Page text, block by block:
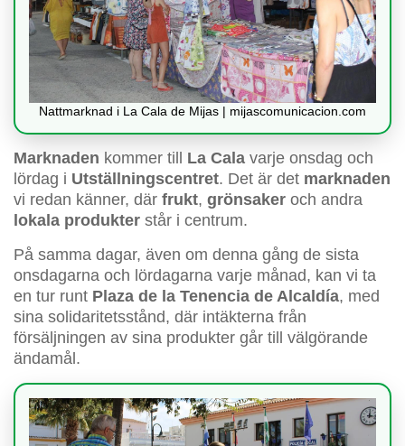
Nattmarknad i La Cala de Mijas | mijascomunicacion.com
Marknaden kommer till La Cala varje onsdag och
lördag i Utställningscentret. Det är det marknaden
vi redan känner, där frukt, grönsaker och andra
lokala produkter står i centrum.
På samma dagar, även om denna gång de sista
onsdagarna och lördagarna varje månad, kan vi ta
en tur runt Plaza de la Tenencia de Alcaldía, med
sina solidaritetsstånd, där intäkterna från
försäljningen av sina produkter går till välgörande
ändamål.